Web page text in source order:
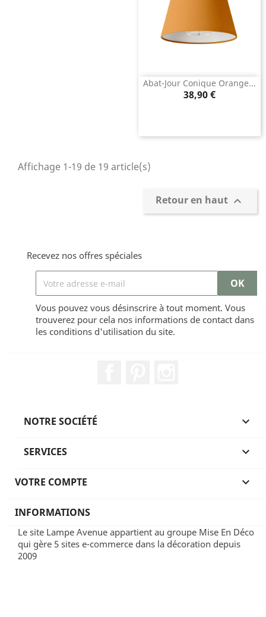
Abat-Jour Conique Orange...
Prix
38,90 €
Affichage 1-19 de 19 article(s)
Retour en haut 
Recevez nos offres spéciales
Vous pouvez vous désinscrire à tout moment. Vous
trouverez pour cela nos informations de contact dans
les conditions d'utilisation du site.
NOTRE SOCIÉTÉ 
SERVICES 
VOTRE COMPTE 
INFORMATIONS
Le site Lampe Avenue appartient au groupe Mise En Déco
qui gère 5 sites e-commerce dans la décoration depuis
2009